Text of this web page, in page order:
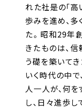
れた社是の「高
歩みを進め、
た。 昭和29年
きたものは、信
う礎を築いて
いく時代の中
人一人が、何を
し、日々進歩し